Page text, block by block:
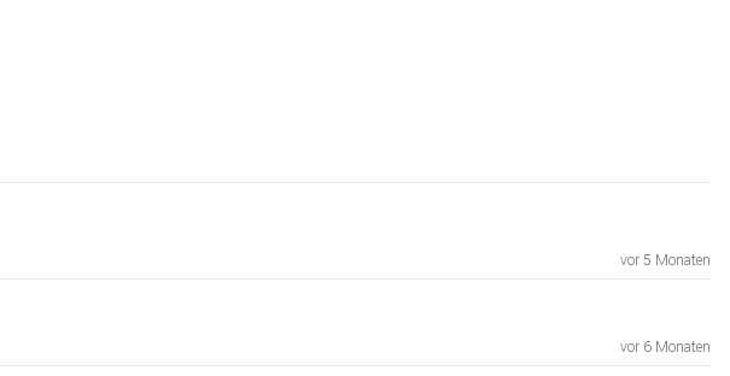
vor 5 Monaten
vor 6 Monaten